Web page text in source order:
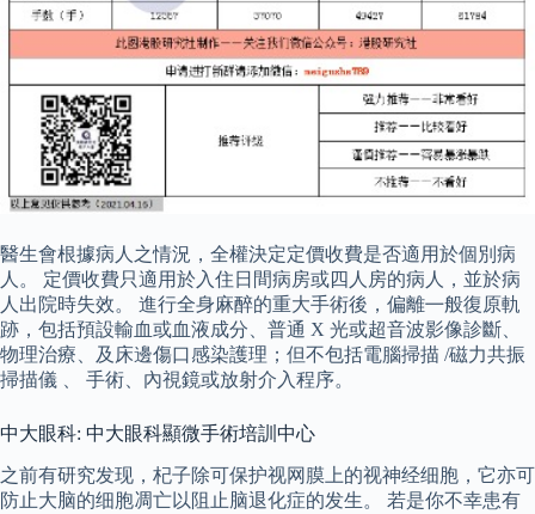
醫生會根據病人之情況，全權決定定價收費是否適用於個別病
人。 定價收費只適用於入住日間病房或四人房的病人，並於病
人出院時失效。 進行全身麻醉的重大手術後，偏離㇐般復原軌
跡，包括預設輸血或血液成分、普通 X 光或超音波影像診斷、
物理治療、及床邊傷口感染護理；但不包括電腦掃描 /磁力共振
掃描儀 、 手術、內視鏡或放射介入程序。
中大眼科: 中大眼科顯微手術培訓中心
之前有研究发现，杞子除可保护视网膜上的视神经细胞，它亦可
防止大脑的细胞凋亡以阻止脑退化症的发生。 若是你不幸患有